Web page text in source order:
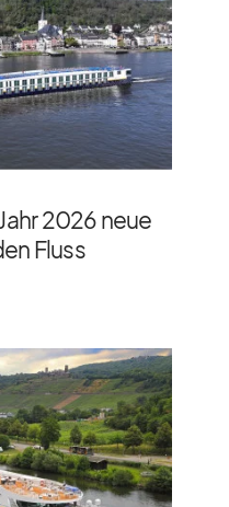
2026 neue
Fluss